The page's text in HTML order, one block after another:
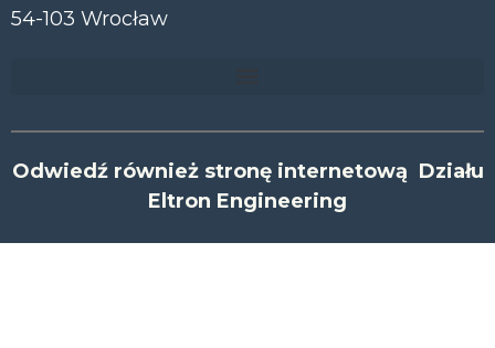
54-103 Wrocław
Odwiedź również stronę internetową Działu
Eltron Engineering